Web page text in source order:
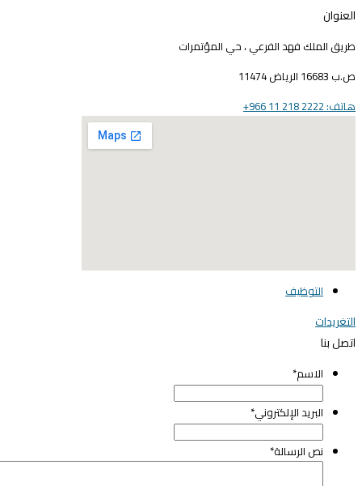
الملك فهد الفرعي ، حي المؤتمرات
الرياض 11474
2222 218 11 966+
elegant media icon
التوظيف
بنا
الاسم*
البريد الإلكتروني*
نص الرسالة*